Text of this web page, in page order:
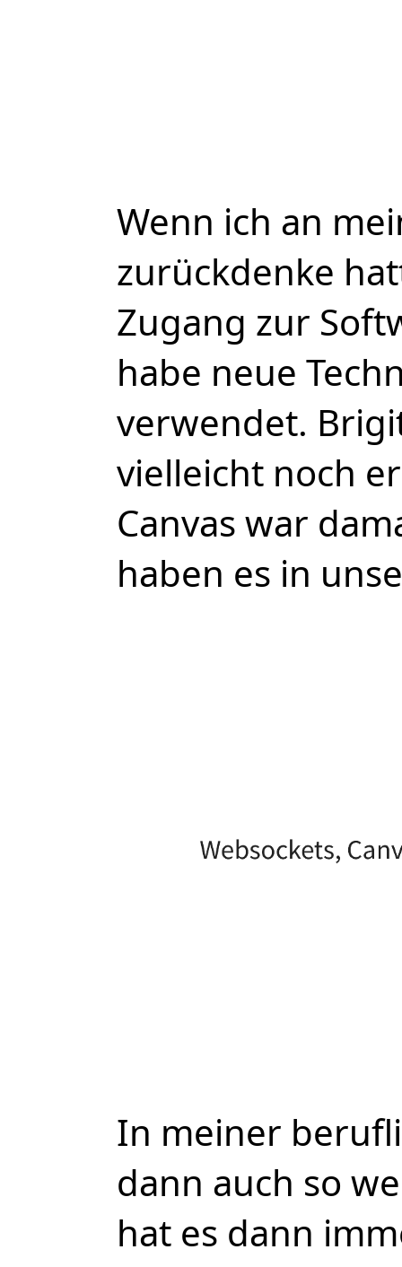
Wenn ich an
zurückdenke
Zugang zur
habe neue
verwendet.
vielleicht noch
Canvas war
haben es in
In meiner
dann auch so
hat es dann